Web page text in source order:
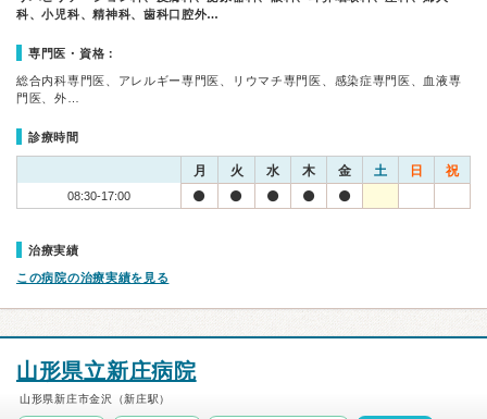
科、小児科、精神科、歯科口腔外…
専門医・資格：
総合内科専門医、アレルギー専門医、リウマチ専門医、感染症専門医、血液専
門医、外…
診療時間
月 火 水 木 金 土 日 祝
08:30-17:00
治療実績
この病院の治療実績を見る
山形県立新庄病院
山形県新庄市金沢（新庄駅）